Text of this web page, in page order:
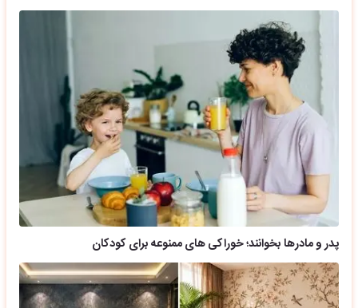
پدر و مادرها بخوانند؛ خوراکی های ممنوعه برای کودکان